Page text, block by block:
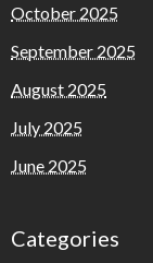
October 2025
September 2025
August 2025
July 2025
June 2025
Categories